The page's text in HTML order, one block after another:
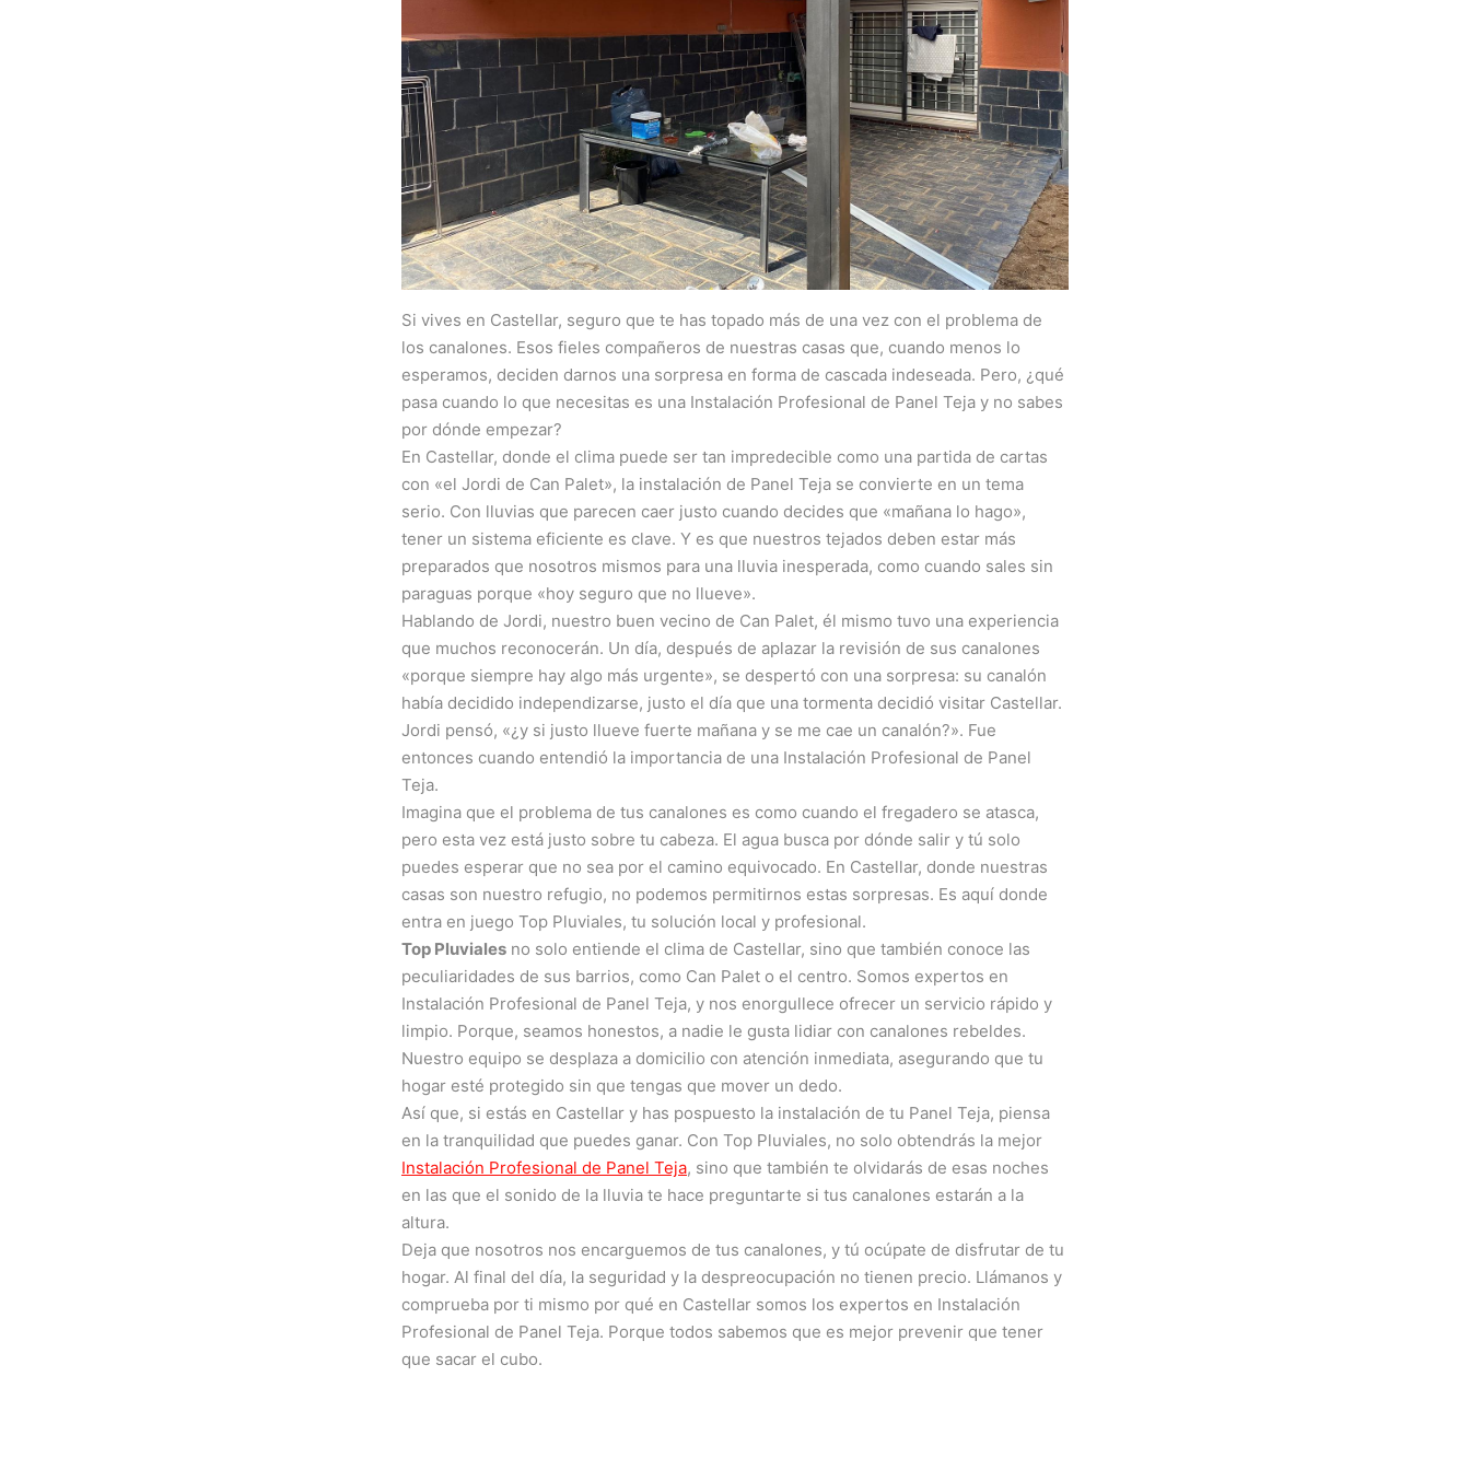
Si vives en Castellar, seguro que te has topado más de una vez con el problema de
los canalones. Esos fieles compañeros de nuestras casas que, cuando menos lo
esperamos, deciden darnos una sorpresa en forma de cascada indeseada. Pero, ¿qué
pasa cuando lo que necesitas es una Instalación Profesional de Panel Teja y no sabes
por dónde empezar?
En Castellar, donde el clima puede ser tan impredecible como una partida de cartas
con «el Jordi de Can Palet», la instalación de Panel Teja se convierte en un tema
serio. Con lluvias que parecen caer justo cuando decides que «mañana lo hago»,
tener un sistema eficiente es clave. Y es que nuestros tejados deben estar más
preparados que nosotros mismos para una lluvia inesperada, como cuando sales sin
paraguas porque «hoy seguro que no llueve».
Hablando de Jordi, nuestro buen vecino de Can Palet, él mismo tuvo una experiencia
que muchos reconocerán. Un día, después de aplazar la revisión de sus canalones
«porque siempre hay algo más urgente», se despertó con una sorpresa: su canalón
había decidido independizarse, justo el día que una tormenta decidió visitar Castellar.
Jordi pensó, «¿y si justo llueve fuerte mañana y se me cae un canalón?». Fue
entonces cuando entendió la importancia de una Instalación Profesional de Panel
Teja.
Imagina que el problema de tus canalones es como cuando el fregadero se atasca,
pero esta vez está justo sobre tu cabeza. El agua busca por dónde salir y tú solo
puedes esperar que no sea por el camino equivocado. En Castellar, donde nuestras
casas son nuestro refugio, no podemos permitirnos estas sorpresas. Es aquí donde
entra en juego Top Pluviales, tu solución local y profesional.
Top Pluviales no solo entiende el clima de Castellar, sino que también conoce las
peculiaridades de sus barrios, como Can Palet o el centro. Somos expertos en
Instalación Profesional de Panel Teja, y nos enorgullece ofrecer un servicio rápido y
limpio. Porque, seamos honestos, a nadie le gusta lidiar con canalones rebeldes.
Nuestro equipo se desplaza a domicilio con atención inmediata, asegurando que tu
hogar esté protegido sin que tengas que mover un dedo.
Así que, si estás en Castellar y has pospuesto la instalación de tu Panel Teja, piensa
en la tranquilidad que puedes ganar. Con Top Pluviales, no solo obtendrás la mejor
Instalación Profesional de Panel Teja, sino que también te olvidarás de esas noches
en las que el sonido de la lluvia te hace preguntarte si tus canalones estarán a la
altura.
Deja que nosotros nos encarguemos de tus canalones, y tú ocúpate de disfrutar de tu
hogar. Al final del día, la seguridad y la despreocupación no tienen precio. Llámanos y
comprueba por ti mismo por qué en Castellar somos los expertos en Instalación
Profesional de Panel Teja. Porque todos sabemos que es mejor prevenir que tener
que sacar el cubo.